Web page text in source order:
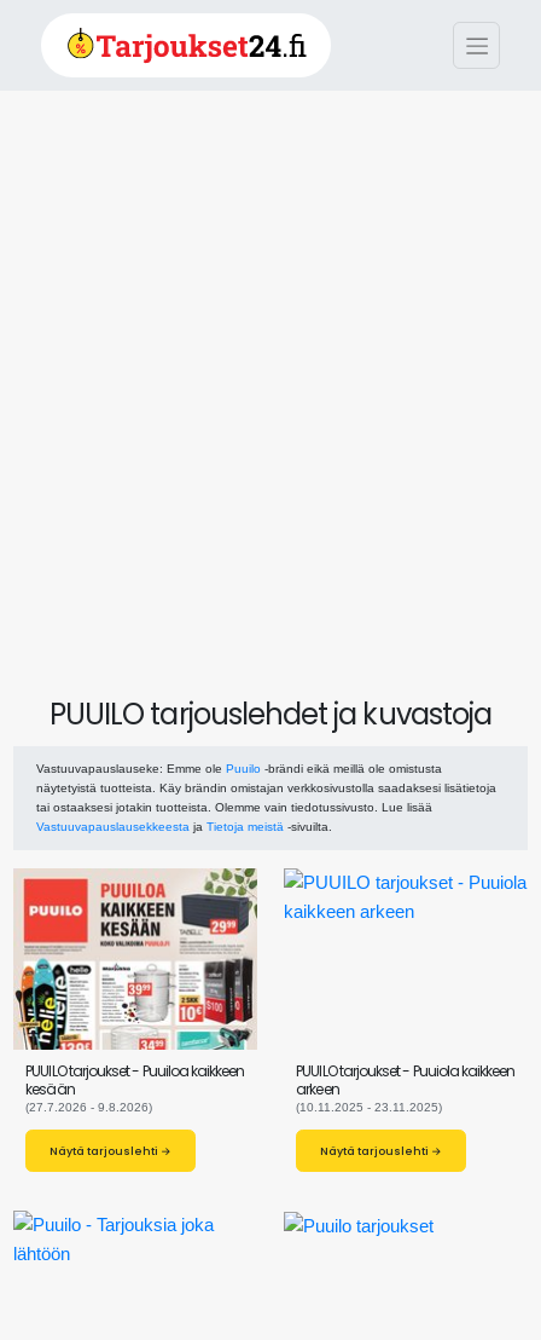
PUUILO tarjouslehdet ja kuvastoja
Vastuuvapauslauseke: Emme ole Puuilo -brändi eikä meillä ole omistusta
näytetyistä tuotteista. Käy brändin omistajan verkkosivustolla saadaksesi lisätietoja
tai ostaaksesi jotakin tuotteista. Olemme vain tiedotussivusto. Lue lisää
Vastuuvapauslausekkeesta ja Tietoja meistä -sivuilta.
PUUILO tarjoukset - Puuiloa kaikkeen
kesään
(27.7.2026 - 9.8.2026)
Näytä tarjouslehti →
PUUILO tarjoukset - Puuiola kaikkeen
arkeen
(10.11.2025 - 23.11.2025)
Näytä tarjouslehti →